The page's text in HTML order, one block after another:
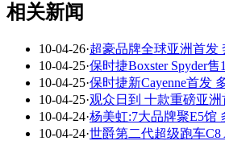
相关新闻
10-04-26·超豪品牌全球亚洲首发
10-04-25·保时捷Boxster Spyder
10-04-25·保时捷新Cayenne首发
10-04-25·观众日到 十款重磅亚
10-04-24·杨美虹:7大品牌聚E5馆
10-04-24·世爵第二代超级跑车C8